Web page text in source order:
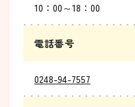
10：00～18：00
電話番号
0248-94-7557